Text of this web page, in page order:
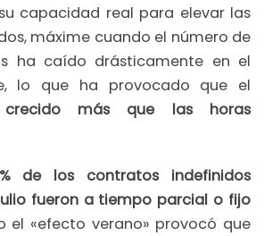
capacidad real para elevar las
máxime cuando el número de
ha caído drásticamente en el
lo que ha provocado que el
más que las horas
de los contratos indefinidos
fueron a tiempo parcial o fijo
el «efecto verano» provocó que